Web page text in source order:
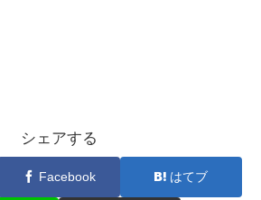
シェアする
Facebook はてブ